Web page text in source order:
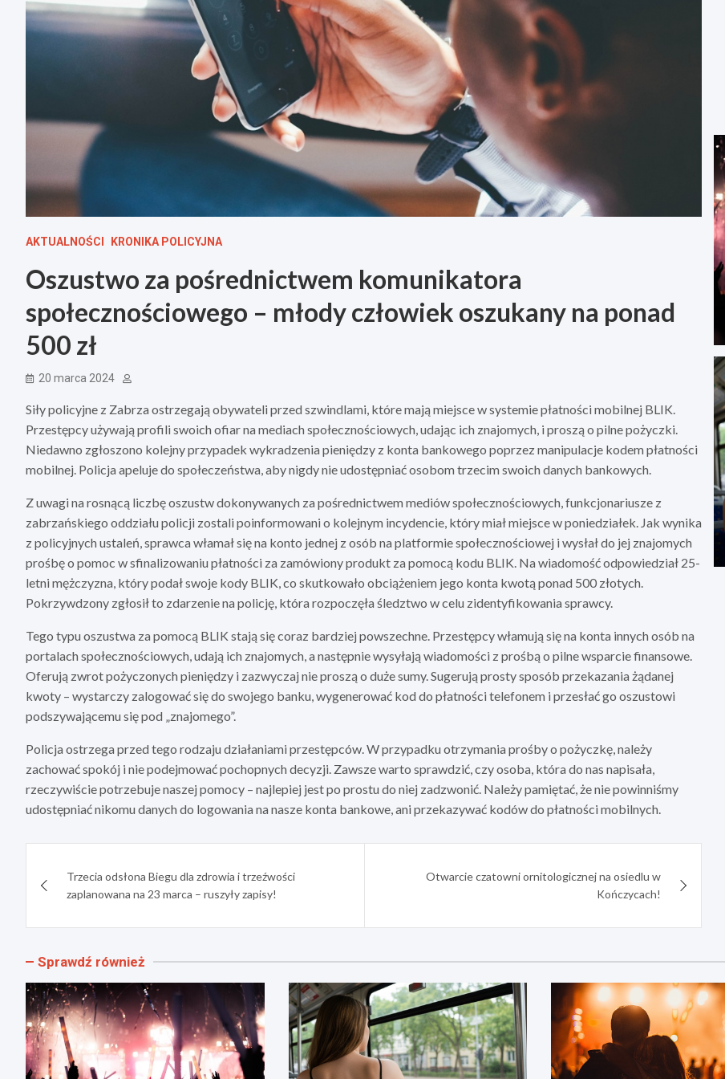
AKTUALNOŚCI KRONIKA POLICYJNA
Oszustwo za pośrednictwem komunikatora
społecznościowego – młody człowiek oszukany na ponad
500 zł
20 marca 2024
Siły policyjne z Zabrza ostrzegają obywateli przed szwindlami, które mają miejsce w systemie płatności mobilnej BLIK.
Przestępcy używają profili swoich ofiar na mediach społecznościowych, udając ich znajomych, i proszą o pilne pożyczki.
Niedawno zgłoszono kolejny przypadek wykradzenia pieniędzy z konta bankowego poprzez manipulacje kodem płatności
mobilnej. Policja apeluje do społeczeństwa, aby nigdy nie udostępniać osobom trzecim swoich danych bankowych.
Z uwagi na rosnącą liczbę oszustw dokonywanych za pośrednictwem mediów społecznościowych, funkcjonariusze z
zabrzańskiego oddziału policji zostali poinformowani o kolejnym incydencie, który miał miejsce w poniedziałek. Jak wynika
z policyjnych ustaleń, sprawca włamał się na konto jednej z osób na platformie społecznościowej i wysłał do jej znajomych
prośbę o pomoc w sfinalizowaniu płatności za zamówiony produkt za pomocą kodu BLIK. Na wiadomość odpowiedział 25-
letni mężczyzna, który podał swoje kody BLIK, co skutkowało obciążeniem jego konta kwotą ponad 500 złotych.
Pokrzywdzony zgłosił to zdarzenie na policję, która rozpoczęła śledztwo w celu zidentyfikowania sprawcy.
Tego typu oszustwa za pomocą BLIK stają się coraz bardziej powszechne. Przestępcy włamują się na konta innych osób na
portalach społecznościowych, udają ich znajomych, a następnie wysyłają wiadomości z prośbą o pilne wsparcie finansowe.
Oferują zwrot pożyczonych pieniędzy i zazwyczaj nie proszą o duże sumy. Sugerują prosty sposób przekazania żądanej
kwoty – wystarczy zalogować się do swojego banku, wygenerować kod do płatności telefonem i przesłać go oszustowi
podszywającemu się pod „znajomego”.
Policja ostrzega przed tego rodzaju działaniami przestępców. W przypadku otrzymania prośby o pożyczkę, należy
zachować spokój i nie podejmować pochopnych decyzji. Zawsze warto sprawdzić, czy osoba, która do nas napisała,
rzeczywiście potrzebuje naszej pomocy – najlepiej jest po prostu do niej zadzwonić. Należy pamiętać, że nie powinniśmy
udostępniać nikomu danych do logowania na nasze konta bankowe, ani przekazywać kodów do płatności mobilnych.
wpisuTrzecia odsłona Biegu dla zdrowia i trzeźwości
zaplanowana na 23 marca – ruszyły zapisy!
Otwarcie czatowni ornitologicznej na osiedlu w
Kończycach!
Sprawdź również